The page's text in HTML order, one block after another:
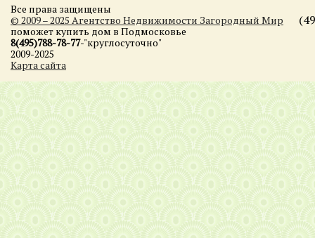
Все права защищены
© 2009 – 2025 Агентство Недвижимости Загородный Мир
поможет купить дом в Подмосковье
8(495)788-78-77-"круглосуточно"
2009-2025
Карта сайта